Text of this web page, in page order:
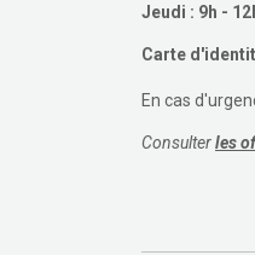
Jeudi : 9h -
Carte
En cas
Consulterles